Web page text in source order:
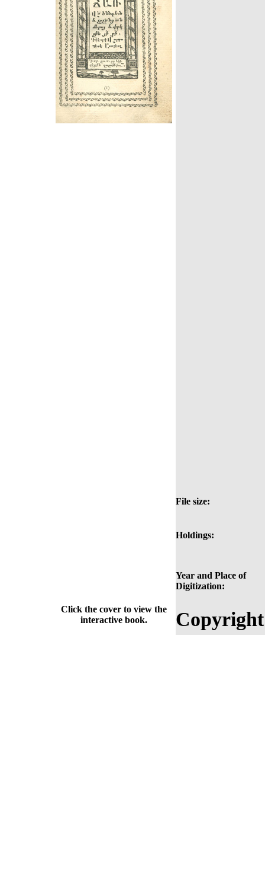
File size:
Holdings:
Year and Place of
Digitization:
Click the cover to view the
interactive book.